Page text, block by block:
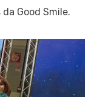
Good Smile.